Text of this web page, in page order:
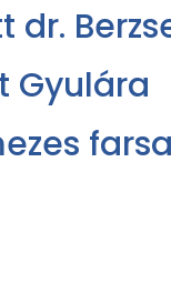
dr.
Gyulára